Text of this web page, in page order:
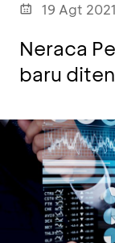
19 Agt
Neraca
baru